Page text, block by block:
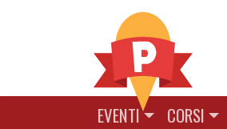
EVENTI CORSI